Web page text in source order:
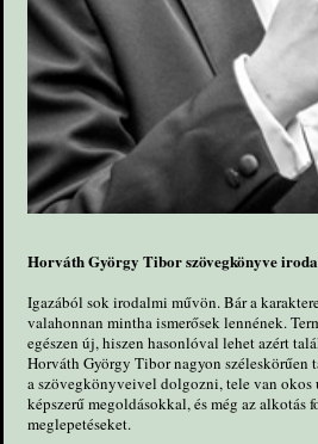
Horváth György Tibor szövegkönyve
Igazából sok irodalmi művön. Bár a
valahonnan mintha ismerősek lennének.
egészen új, hiszen hasonlóval lehet azért
Horváth György Tibor nagyon széleskörűen
a szövegkönyveivel dolgozni, tele van okos
képszerű megoldásokkal, és még az
meglepetéseket.